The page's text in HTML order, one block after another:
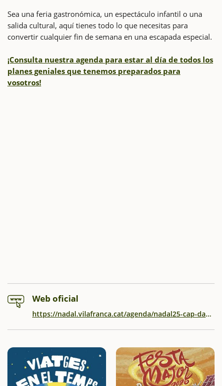
Sea una feria gastronómica, un espectáculo infantil o una
salida cultural, aquí tienes todo lo que necesitas para
convertir cualquier fin de semana en una escapada especial.
¡Consulta nuestra agenda para estar al día de todos los
planes geniales que tenemos preparados para
vosotros!
Web oficial
https://nadal.vilafranca.cat/agenda/nadal25-cap-dany-xic-amb-els-atrapasomnis